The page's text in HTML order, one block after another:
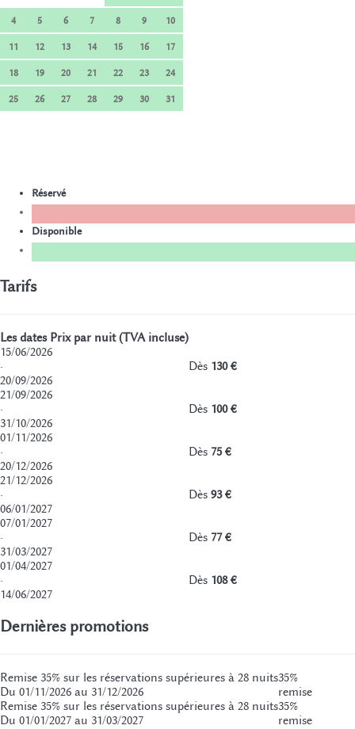
4 5 6 7 8 9 10
11 12 13 14 15 16 17
18 19 20 21 22 23 24
25 26 27 28 29 30 31
Réservé
Disponible
Tarifs
Les dates Prix par nuit (TVA incluse)
15/06/2026
·
20/09/2026
Dès 130 €
21/09/2026
·
31/10/2026
Dès 100 €
01/11/2026
·
20/12/2026
Dès 75 €
21/12/2026
·
06/01/2027
Dès 93 €
07/01/2027
·
31/03/2027
Dès 77 €
01/04/2027
·
14/06/2027
Dès 108 €
Dernières promotions
Remise 35% sur les réservations supérieures à 28 nuits
Du 01/11/2026 au 31/12/2026
35%
remise
Remise 35% sur les réservations supérieures à 28 nuits
Du 01/01/2027 au 31/03/2027
35%
remise